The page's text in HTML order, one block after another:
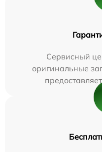
Сервисный
оригинальные